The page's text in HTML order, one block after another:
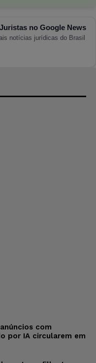
no Google News
notícias jurídicas do Brasil
com
por IA circularem em